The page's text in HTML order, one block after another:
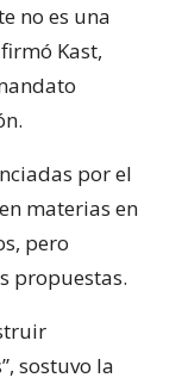
no es una
Kast,
por el
materias en
pero
propuestas.
sostuvo la